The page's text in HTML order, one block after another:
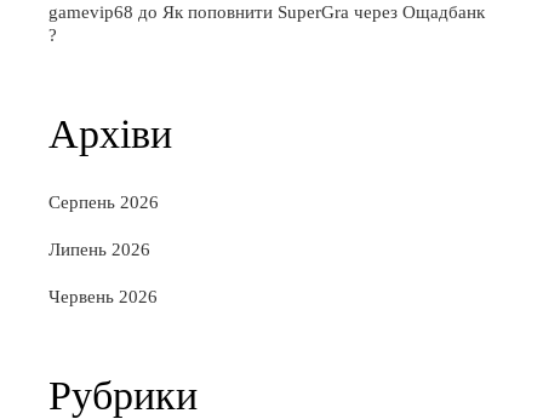
gamevip68 до Як поповнити SuperGra через Ощадбанк
?
Архіви
Серпень 2026
Липень 2026
Червень 2026
Рубрики